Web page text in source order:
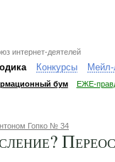
интернет-деятелей
Конкурсы
бум ЕЖЕ-
Гопко № 34